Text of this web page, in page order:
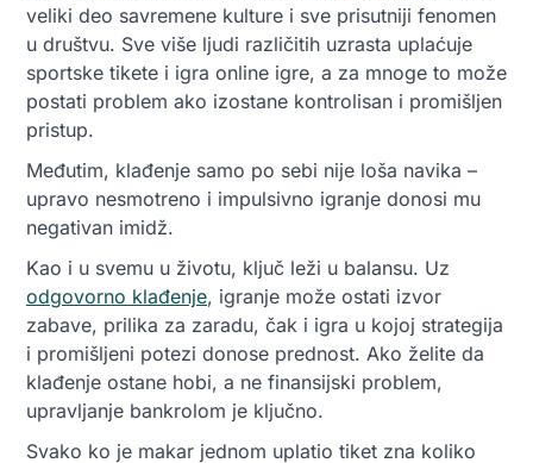
veliki deo savremene kulture i sve prisutniji fenomen
u društvu. Sve više ljudi različitih uzrasta uplaćuje
sportske tikete i igra online igre, a za mnoge to može
postati problem ako izostane kontrolisan i promišljen
pristup.
Međutim, klađenje samo po sebi nije loša navika –
upravo nesmotreno i impulsivno igranje donosi mu
negativan imidž.
Kao i u svemu u životu, ključ leži u balansu. Uz
odgovorno klađenje, igranje može ostati izvor
zabave, prilika za zaradu, čak i igra u kojoj strategija
i promišljeni potezi donose prednost. Ako želite da
klađenje ostane hobi, a ne finansijski problem,
upravljanje bankrolom je ključno.
Svako ko je makar jednom uplatio tiket zna koliko